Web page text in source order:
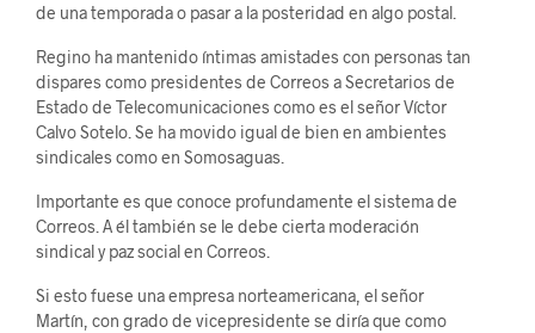
de una temporada o pasar a la posteridad en algo postal.
Regino ha mantenido íntimas amistades con personas tan
dispares como presidentes de Correos a Secretarios de
Estado de Telecomunicaciones como es el señor Víctor
Calvo Sotelo. Se ha movido igual de bien en ambientes
sindicales como en Somosaguas.
Importante es que conoce profundamente el sistema de
Correos. A él también se le debe cierta moderación
sindical y paz social en Correos.
Si esto fuese una empresa norteamericana, el señor
Martín, con grado de vicepresidente se diría que como